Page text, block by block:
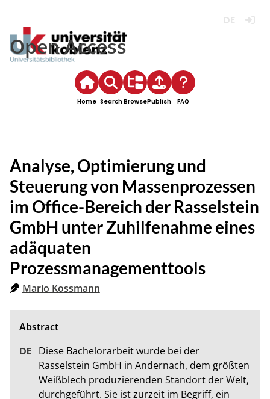
Open Access
Home SearchBrowsePublish FAQ
Analyse, Optimierung und
Steuerung von Massenprozessen
im Office-Bereich der Rasselstein
GmbH unter Zuhilfenahme eines
adäquaten
Prozessmanagementtools
Mario Kossmann
Diese Bachelorarbeit wurde bei der
Rasselstein GmbH in Andernach, dem größten
Weißblech produzierenden Standort der Welt,
durchgeführt. Sie ist zurzeit im Begriff, ein